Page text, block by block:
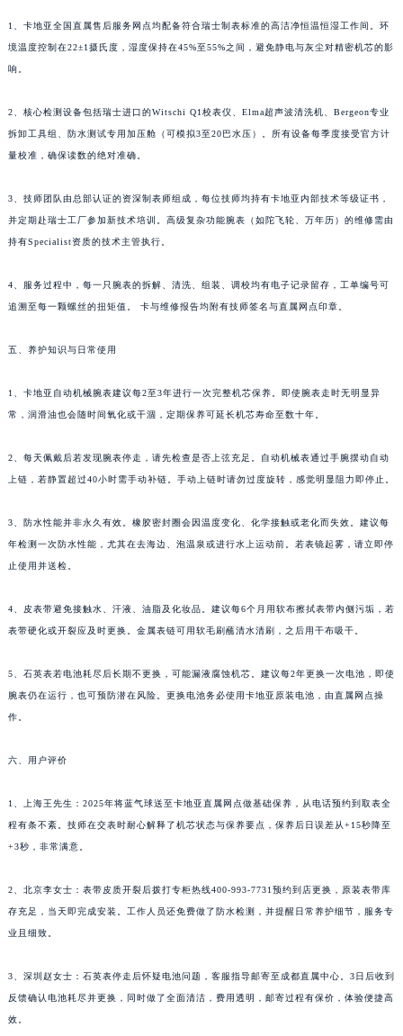
1、卡地亚全国直属售后服务网点均配备符合瑞士制表标准的高洁净恒温恒湿工作间。环
境温度控制在22±1摄氏度，湿度保持在45%至55%之间，避免静电与灰尘对精密机芯的影
响。
2、核心检测设备包括瑞士进口的Witschi Q1校表仪、Elma超声波清洗机、Bergeon专业
拆卸工具组、防水测试专用加压舱（可模拟3至20巴水压）。所有设备每季度接受官方计
量校准，确保读数的绝对准确。
3、技师团队由总部认证的资深制表师组成，每位技师均持有卡地亚内部技术等级证书，
并定期赴瑞士工厂参加新技术培训。高级复杂功能腕表（如陀飞轮、万年历）的维修需由
持有Specialist资质的技术主管执行。
4、服务过程中，每一只腕表的拆解、清洗、组装、调校均有电子记录留存，工单编号可
追溯至每一颗螺丝的扭矩值。 卡与维修报告均附有技师签名与直属网点印章。
五、养护知识与日常使用
1、卡地亚自动机械腕表建议每2至3年进行一次完整机芯保养。即使腕表走时无明显异
常，润滑油也会随时间氧化或干涸，定期保养可延长机芯寿命至数十年。
2、每天佩戴后若发现腕表停走，请先检查是否上弦充足。自动机械表通过手腕摆动自动
上链，若静置超过40小时需手动补链。手动上链时请勿过度旋转，感觉明显阻力即停止。
3、防水性能并非永久有效。橡胶密封圈会因温度变化、化学接触或老化而失效。建议每
年检测一次防水性能，尤其在去海边、泡温泉或进行水上运动前。若表镜起雾，请立即停
止使用并送检。
4、皮表带避免接触水、汗液、油脂及化妆品。建议每6个月用软布擦拭表带内侧污垢，若
表带硬化或开裂应及时更换。金属表链可用软毛刷蘸清水清刷，之后用干布吸干。
5、石英表若电池耗尽后长期不更换，可能漏液腐蚀机芯。建议每2年更换一次电池，即使
腕表仍在运行，也可预防潜在风险。更换电池务必使用卡地亚原装电池，由直属网点操
作。
六、用户评价
1、上海王先生：2025年将蓝气球送至卡地亚直属网点做基础保养，从电话预约到取表全
程有条不紊。技师在交表时耐心解释了机芯状态与保养要点，保养后日误差从+15秒降至
+3秒，非常满意。
2、北京李女士：表带皮质开裂后拨打专柜热线400-993-7731预约到店更换，原装表带库
存充足，当天即完成安装。工作人员还免费做了防水检测，并提醒日常养护细节，服务专
业且细致。
3、深圳赵女士：石英表停走后怀疑电池问题，客服指导邮寄至成都直属中心。3日后收到
反馈确认电池耗尽并更换，同时做了全面清洁，费用透明，邮寄过程有保价，体验便捷高
效。